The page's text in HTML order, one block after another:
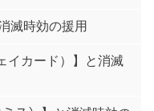
滅時効の援用
イカード）】と消滅